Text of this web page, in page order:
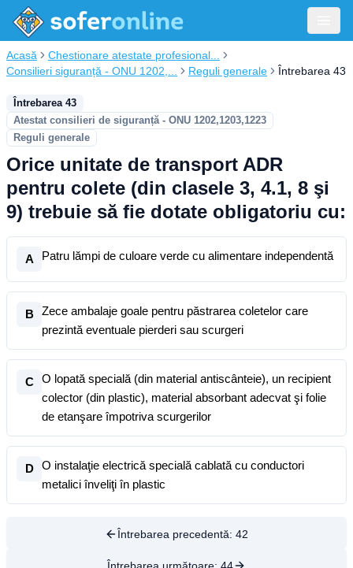
Acasă
Chestionare atestate profesional...
Consilieri siguranță - ONU 1202,...
Reguli generale Întrebarea 43
Întrebarea 43
Atestat consilieri de siguranță - ONU 1202,1203,1223
Reguli generale
Orice unitate de transport ADR
pentru colete (din clasele 3, 4.1, 8 şi
9) trebuie să fie dotate obligatoriu cu:
A Patru lămpi de culoare verde cu alimentare independentă
B
Zece ambalaje goale pentru păstrarea coletelor care
prezintă eventuale pierderi sau scurgeri
C
O lopată specială (din material antiscânteie), un recipient
colector (din plastic), material absorbant adecvat şi folie
de etanşare împotriva scurgerilor
D
O instalaţie electrică specială cablată cu conductori
metalici înveliţi în plastic
Întrebarea precedentă: 42